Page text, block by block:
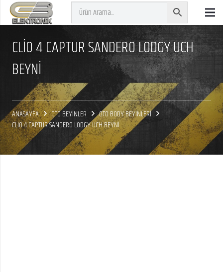
CLİO 4 CAPTUR SANDERO LODGY UCH
BEYNİ
ANASAYFA OTO BEYİNLER
OTO BODY BEYİNLERİ
CLİO 4 CAPTUR SANDERO LODGY UCH BEYNİ